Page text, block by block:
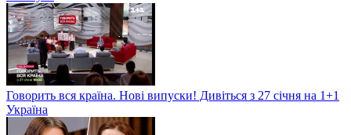
Говорить вся країна. Нові випуски! Дивіться з 27 січня на 1+1
Україна